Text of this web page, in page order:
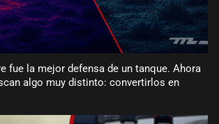
fue la mejor defensa de un tanque. Ahora
algo muy distinto: convertirlos en